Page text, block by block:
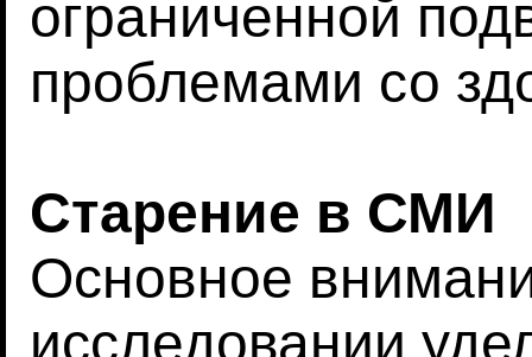
ограниченной
проблемами со
Старение в СМИ
Основное
исследовании